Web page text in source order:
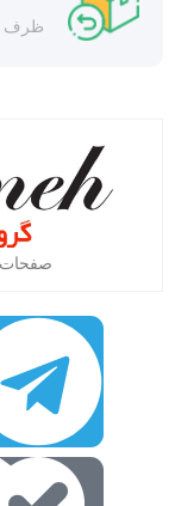
ظرف ۷ روز
صفحات